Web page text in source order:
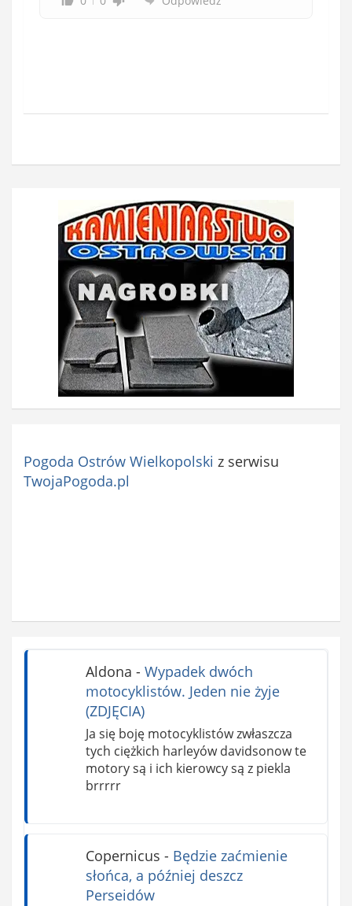
Pogoda Ostrów Wielkopolski z serwisu
TwojaPogoda.pl
Aldona - Wypadek dwóch
motocyklistów. Jeden nie żyje
(ZDJĘCIA)
Ja się boję motocyklistów zwłaszcza
tych ciężkich harleyów davidsonow te
motory są i ich kierowcy są z piekla
brrrrr
Copernicus - Będzie zaćmienie
słońca, a później deszcz
Perseidów